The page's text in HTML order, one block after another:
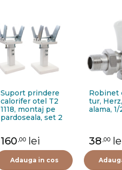
Suport prindere
calorifer otel T2
1118, montaj pe
pardoseala, set 2
160 ,00 lei
Adauga in cos
Robinet
tur,
alama, 1/
38 ,00